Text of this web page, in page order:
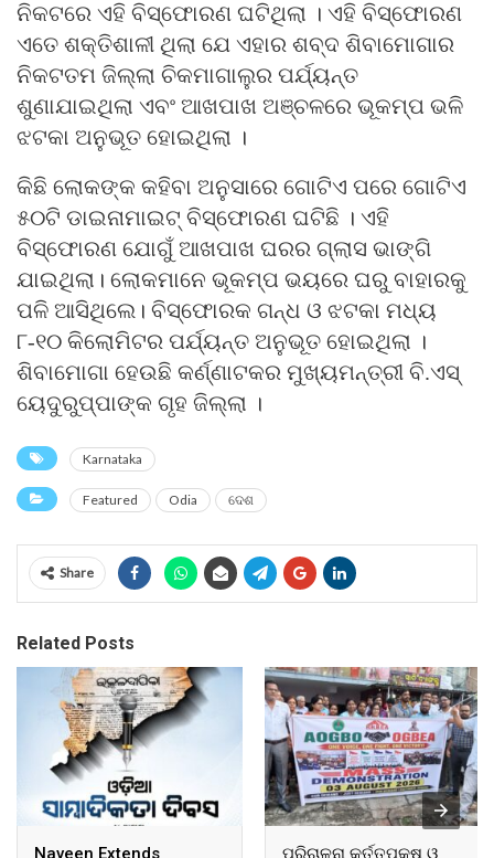
ନିକଟରେ ଏହି ବିସ୍ଫୋରଣ ଘଟିଥିଲା । ଏହି ବିସ୍ଫୋରଣ
ଏତେ ଶକ୍ତିଶାଳୀ ଥିଲା ଯେ ଏହାର ଶବ୍ଦ ଶିବାମୋଗାର
ନିକଟତମ ଜିଲ୍ଲା ଚିକମାଗାଲୁର ପର୍ଯ୍ୟନ୍ତ
ଶୁଣାଯାଇଥିଲା ଏବଂ ଆଖପାଖ ଅଞ୍ଚଳରେ ଭୂକମ୍ପ ଭଳି
ଝଟକା ଅନୁଭୂତ ହୋଇଥିଲା ।
କିଛି ଲୋକଙ୍କ କହିବା ଅନୁସାରେ ଗୋଟିଏ ପରେ ଗୋଟିଏ
୫୦ଟି ଡାଇନାମାଇଟ୍ ବିସ୍ଫୋରଣ ଘଟିଛି । ଏହି
ବିସ୍ଫୋରଣ ଯୋଗୁଁ ଆଖପାଖ ଘରର ଗ୍ଲାସ ଭାଙ୍ଗି
ଯାଇଥିଲା। ଲୋକମାନେ ଭୂକମ୍ପ ଭୟରେ ଘରୁ ବାହାରକୁ
ପଳି ଆସିଥିଲେ। ବିସ୍ଫୋରକ ଗନ୍ଧ ଓ ଝଟକା ମଧ୍ୟ
୮-୧୦ କିଲୋମିଟର ପର୍ଯ୍ୟନ୍ତ ଅନୁଭୂତ ହୋଇଥିଲା ।
ଶିବାମୋଗା ହେଉଛି କର୍ଣ୍ଣାଟକର ମୁଖ୍ୟମନ୍ତ୍ରୀ ବି.ଏସ୍
ୟେଦୁରୁପ୍ପାଙ୍କ ଗୃହ ଜିଲ୍ଲା ।
Karnataka
Featured Odia ଦେଶ
Share
Related Posts
Naveen Extends ପରିଚାଳନା କର୍ତ୍ତୃପକ୍ଷ ଓ